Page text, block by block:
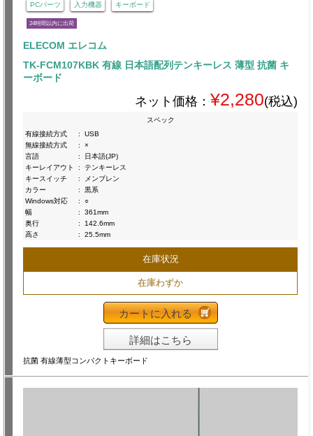
PCパーツ 入力機器 キーボード
24時間以内に出荷
ELECOM エレコム
TK-FCM107KBK 有線 日本語配列テンキーレス 薄型 抗菌 キ
ーボード
ネット価格： ¥2,280(税込)
スペック
有線接続方式
:
USB
無線接続方式
:
×
言語
:
日本語(JP)
キーレイアウト
:
テンキーレス
キースイッチ
:
メンブレン
カラー
:
黒系
Windows対応
:
○
幅
:
361mm
奥行
:
142.6mm
高さ
: 25.5mm
在庫状況
在庫わずか
カートに入れる
詳細はこちら
抗菌 有線薄型コンパクトキーボード